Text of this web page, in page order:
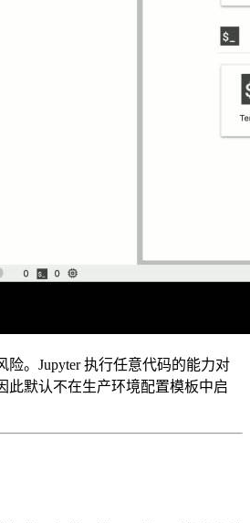
险。Jupyter 执行任意代码的能力对
此默认不在生产环境配置模板中启